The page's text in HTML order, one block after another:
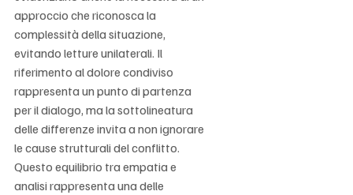
approccio che riconosca la
complessità della situazione,
evitando letture unilaterali. Il
riferimento al dolore condiviso
rappresenta un punto di partenza
per il dialogo, ma la sottolineatura
delle differenze invita a non ignorare
le cause strutturali del conflitto.
Questo equilibrio tra empatia e
analisi rappresenta una delle